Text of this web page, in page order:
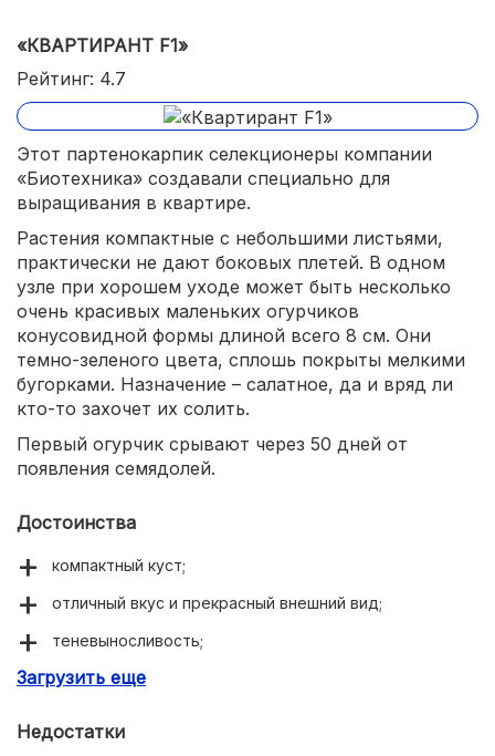
«КВАРТИРАНТ F1»
Рейтинг: 4.7
Этот партенокарпик селекционеры компании
«Биотехника» создавали специально для
выращивания в квартире.
Растения компактные с небольшими листьями,
практически не дают боковых плетей. В одном
узле при хорошем уходе может быть несколько
очень красивых маленьких огурчиков
конусовидной формы длиной всего 8 см. Они
темно-зеленого цвета, сплошь покрыты мелкими
бугорками. Назначение – салатное, да и вряд ли
кто-то захочет их солить.
Первый огурчик срывают через 50 дней от
появления семядолей.
Достоинства
компактный куст;
отличный вкус и прекрасный внешний вид;
теневыносливость;
можно выращивать круглый год;
Загрузить еще
Недостатки